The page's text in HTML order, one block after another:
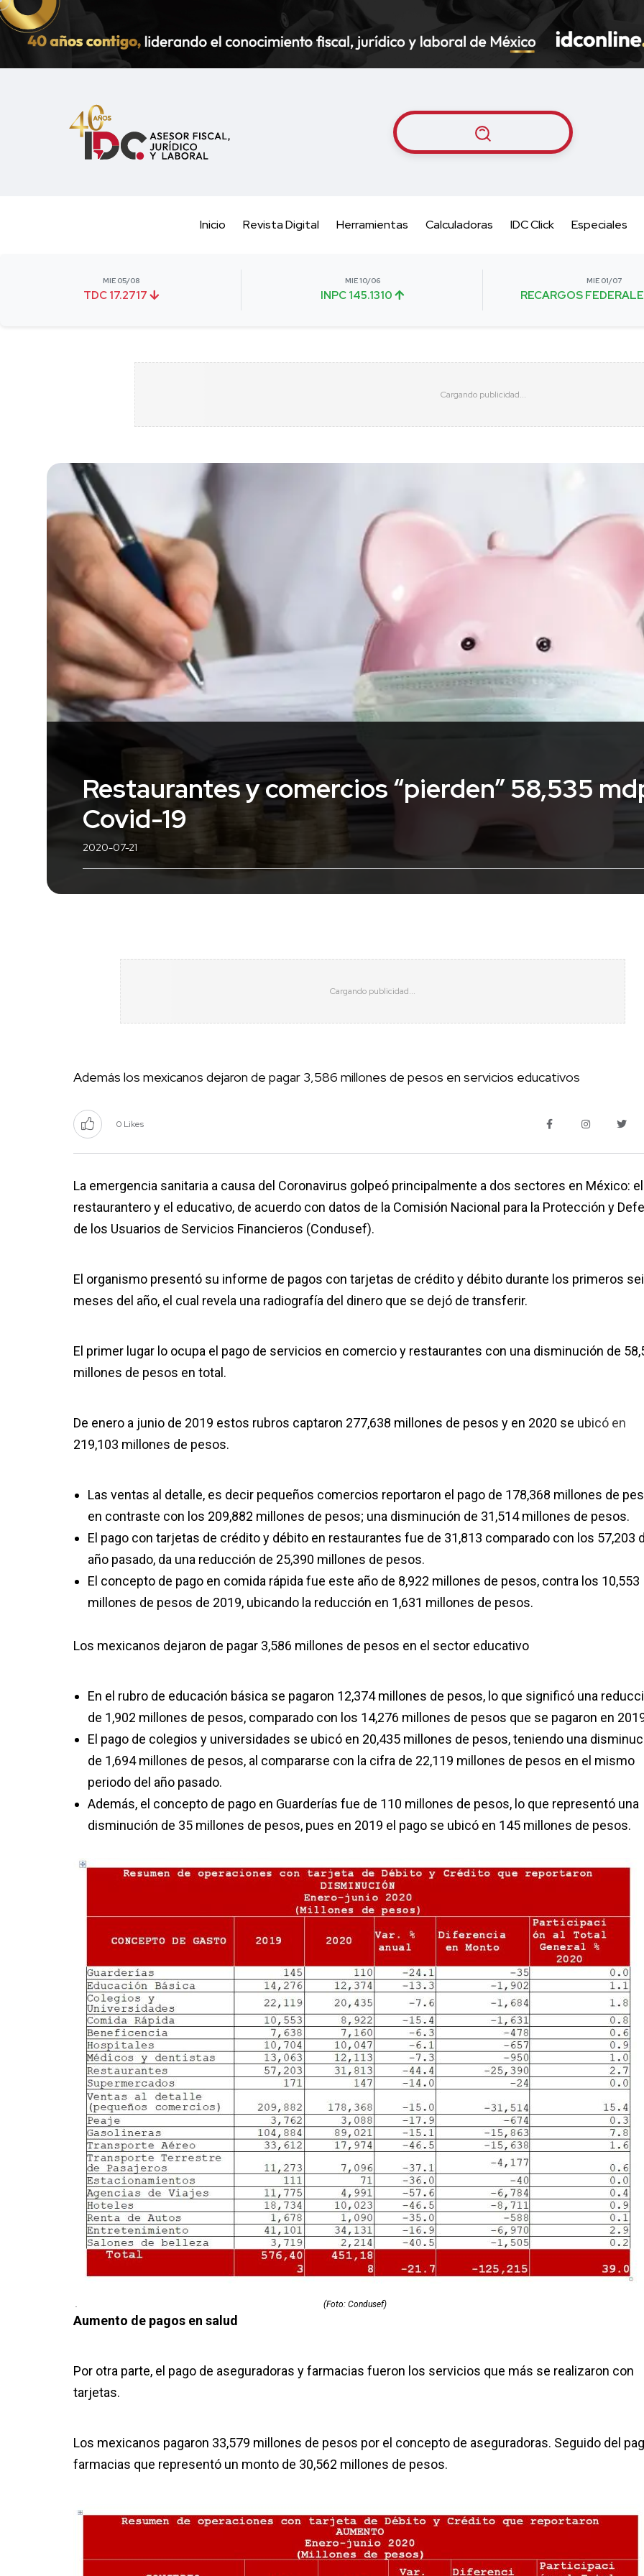
Inicio Revista Digital Herramientas Calculadoras IDC Click Especiales
MIE 05/08
TDC 17.2717
MIE 10/06
INPC 145.1310
MIE 01/07
RECARGOS
Restaurantes y comercios “pierden” 58,535
Covid-19
2020-07-21
Además los mexicanos dejaron de pagar 3,586 millones de pesos en servicios educativos
0 Likes
La emergencia sanitaria a causa del Coronavirus golpeó principalmente a dos sectores en México: el
restaurantero y el educativo, de acuerdo con datos de la Comisión Nacional para la Protección y
de los Usuarios de Servicios Financieros (Condusef).
El organismo presentó su informe de pagos con tarjetas de crédito y débito durante los primeros
meses del año, el cual revela una radiografía del dinero que se dejó de transferir.
El primer lugar lo ocupa el pago de servicios en comercio y restaurantes con una disminución de
millones de pesos en total.
De enero a junio de 2019 estos rubros captaron 277,638 millones de pesos y en 2020 se ubicó en
219,103 millones de pesos.
Las ventas al detalle, es decir pequeños comercios reportaron el pago de 178,368 millones de
en contraste con los 209,882 millones de pesos; una disminución de 31,514 millones de pesos.
El pago con tarjetas de crédito y débito en restaurantes fue de 31,813 comparado con los 57,203
año pasado, da una reducción de 25,390 millones de pesos.
El concepto de pago en comida rápida fue este año de 8,922 millones de pesos, contra los 10,553
millones de pesos de 2019, ubicando la reducción en 1,631 millones de pesos.
Los mexicanos dejaron de pagar 3,586 millones de pesos en el sector educativo
En el rubro de educación básica se pagaron 12,374 millones de pesos, lo que significó una
de 1,902 millones de pesos, comparado con los 14,276 millones de pesos que se pagaron en
El pago de colegios y universidades se ubicó en 20,435 millones de pesos, teniendo una
de 1,694 millones de pesos, al compararse con la cifra de 22,119 millones de pesos en el mismo
periodo del año pasado.
Además, el concepto de pago en Guarderías fue de 110 millones de pesos, lo que representó una
disminución de 35 millones de pesos, pues en 2019 el pago se ubicó en 145 millones de pesos.
. (Foto: Condusef)
Aumento de pagos en salud
Por otra parte, el pago de aseguradoras y farmacias fueron los servicios que más se realizaron con
tarjetas.
Los mexicanos pagaron 33,579 millones de pesos por el concepto de aseguradoras. Seguido del
farmacias que representó un monto de 30,562 millones de pesos.